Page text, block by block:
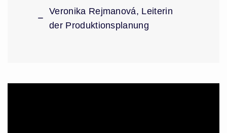
Veronika Rejmanová, Leiterin
der Produktionsplanung